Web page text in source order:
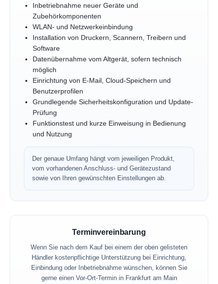
Inbetriebnahme neuer Geräte und
Zubehörkomponenten
WLAN- und Netzwerkeinbindung
Installation von Druckern, Scannern, Treibern und
Software
Datenübernahme vom Altgerät, sofern technisch
möglich
Einrichtung von E-Mail, Cloud-Speichern und
Benutzerprofilen
Grundlegende Sicherheitskonfiguration und Update-
Prüfung
Funktionstest und kurze Einweisung in Bedienung
und Nutzung
Der genaue Umfang hängt vom jeweiligen Produkt,
vom vorhandenen Anschluss- und Gerätezustand
sowie von Ihren gewünschten Einstellungen ab.
Terminvereinbarung
Wenn Sie nach dem Kauf bei einem der oben gelisteten
Händler kostenpflichtige Unterstützung bei Einrichtung,
Einbindung oder Inbetriebnahme wünschen, können Sie
gerne einen Vor-Ort-Termin in Frankfurt am Main